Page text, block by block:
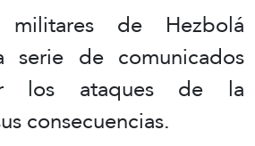
de Hezbolá
serie de comunicados
los ataques de la
consecuencias.